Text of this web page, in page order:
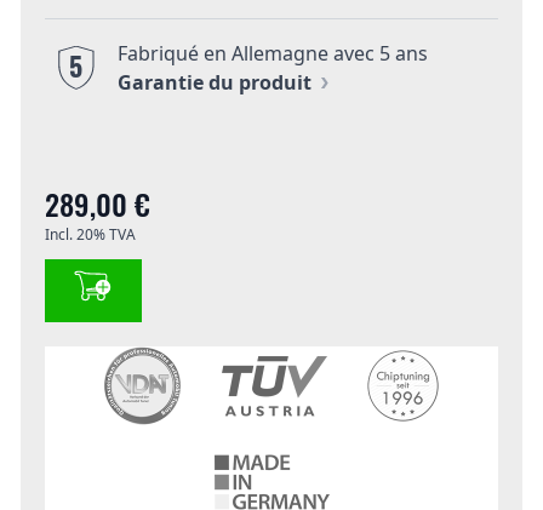
5
Fabriqué en Allemagne avec 5 ans
Garantie du produit
289,00 €
Incl. 20% TVA